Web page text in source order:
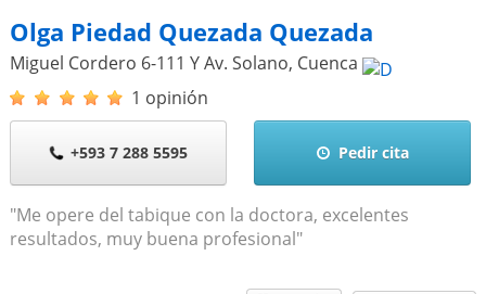
Olga Piedad Quezada Quezada
Miguel Cordero 6-111 Y Av. Solano, Cuenca
1 opinión
+593 7 288 5595 Pedir cita
"Me opere del tabique con la doctora, excelentes
resultados, muy buena profesional"